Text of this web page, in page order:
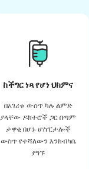
ከችግር ነጻ የሆነ ህክምና
በአገሪቱ ውስጥ ካሉ ልምድ
ያላቸው ዶክተሮች ጋር በጣም
ታዋቂ በሆኑ ሆስፒታሎች
ውስጥ የተሻለውን እንክብካቤ
ያግኙ